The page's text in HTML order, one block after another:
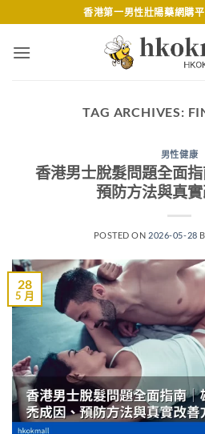
to
content
香港第一男性壯陽藥網購
TAG ARCHIVES:
男性健康
香港男士脫髮問題全面
預防方法與真
POSTED ON 2026-05-28
28
5 月